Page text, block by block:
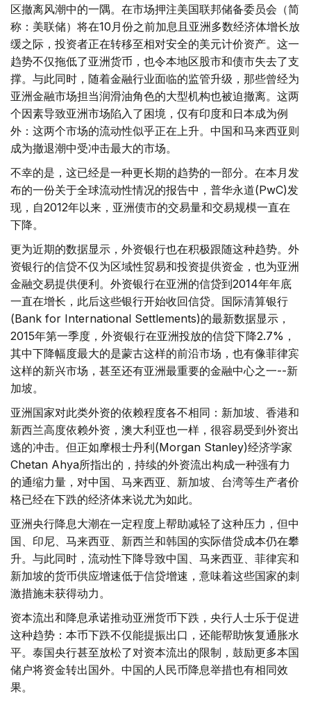
区撤离风潮中的一隅。在市场押注美国联邦储备委员会（简
称：美联储）将在10月份之前加息且亚洲多数经济体增长放
缓之际，投资者正在转移至相对安全的美元计价资产。这一
趋势不仅拖低了亚洲货币，也令本地区股市和债市失去了支
撑。与此同时，随着金融行业面临的监管升级，那些曾经为
亚洲金融市场担当润滑油角色的大型机构也被迫撤离。这两
个因素导致亚洲市场陷入了困境，仅有印度和日本成为例
外：这两个市场的流动性似乎正在上升。中国和马来西亚则
成为撤退潮中受冲击最大的市场。
不幸的是，这已经是一种更长期的趋势的一部分。在本月发
布的一份关于全球流动性情况的报告中，普华永道(PwC)发
现，自2012年以来，亚洲债市的交易量和交易规模一直在
下降。
更为近期的数据显示，外资银行也在积极跟随这种趋势。外
资银行的信贷不仅为区域性贸易和投资提供资金，也为亚洲
金融交易提供便利。外资银行在亚洲的信贷到2014年年底
一直在增长，此后这些银行开始收回信贷。国际清算银行
(Bank for International Settlements)的最新数据显示，
2015年第一季度，外资银行在亚洲投放的信贷下降2.7%，
其中下降幅度最大的是蒙古这样的前沿市场，也有像菲律宾
这样的新兴市场，甚至还有亚洲最重要的金融中心之一--新
加坡。
亚洲国家对此类外资的依赖程度各不相同：新加坡、香港和
新西兰高度依赖外资，澳大利亚也一样，很容易受到外资出
逃的冲击。但正如摩根士丹利(Morgan Stanley)经济学家
Chetan Ahya所指出的，持续的外资流出构成一种强有力
的通缩力量，对中国、马来西亚、新加坡、台湾等生产者价
格已经在下跌的经济体来说尤为如此。
亚洲央行降息大潮在一定程度上帮助减轻了这种压力，但中
国、印尼、马来西亚、新西兰和韩国的实际借贷成本仍在攀
升。与此同时，流动性下降导致中国、马来西亚、菲律宾和
新加坡的货币供应增速低于信贷增速，意味着这些国家的刺
激措施未获得动力。
资本流出和降息承诺推动亚洲货币下跌，央行人士乐于促进
这种趋势：本币下跌不仅能提振出口，还能帮助恢复通胀水
平。泰国央行甚至放松了对资本流出的限制，鼓励更多本国
储户将资金转出国外。中国的人民币降息举措也有相同效
果。